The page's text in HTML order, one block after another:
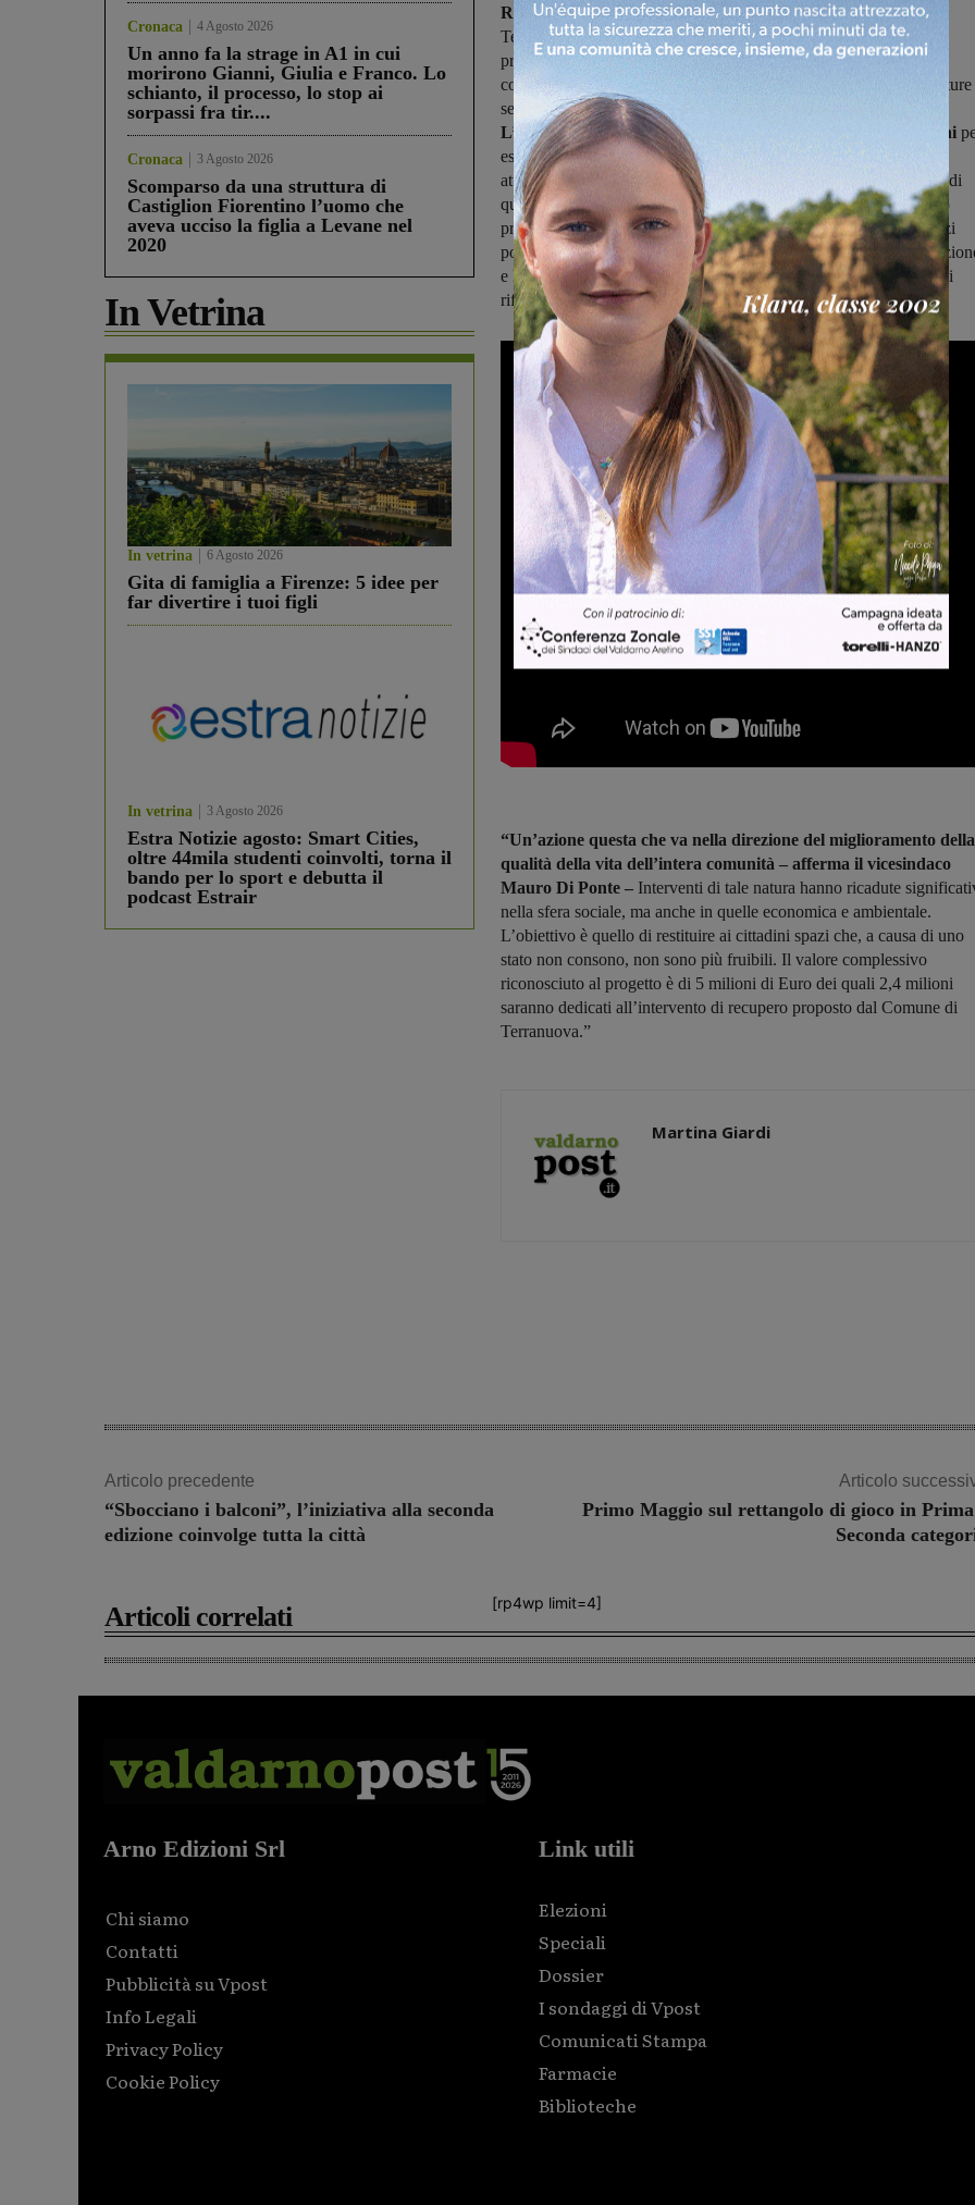
Cronaca 4 Agosto 2026
Un anno fa la strage in A1 in cui
morirono Gianni, Giulia e Franco. Lo
schianto, il processo, lo stop ai
sorpassi fra tir....
Cronaca 3 Agosto 2026
Scomparso da una struttura di
Castiglion Fiorentino l’uomo che
aveva ucciso la figlia a Levane nel
2020
In Vetrina
In vetrina 6 Agosto 2026
Gita di famiglia a Firenze: 5 idee per
far divertire i tuoi figli
In vetrina 3 Agosto 2026
Estra Notizie agosto: Smart Cities,
oltre 44mila studenti coinvolti, torna il
bando per lo sport e debutta il
podcast Estrair
Ripresa e Resilienza (PNRR), consentirebbe al Comune di
Terranuova, insieme all’Unione dei Comuni del Pratomagno, di
programmare nell’ampio territorio di competenza, in un progetto
condiviso, una serie di interventi di recupero a livello di infrastrutture
servizi con particolare attenzione della sostenibilità ambientale.
L’edificio individuato dal Comnune di Terranuova Bracciolini
essere coinvolto nel progetto, ai fini della riqualificazione e delle
attività di tipo culturale e sociale, è situato in via Concini: si tratta di
quellache una volta era una scuola per l’infanzia.L’intervento
prevede la realizzazione di una casa delle associazioni, sale e spazi
polifunzionali finalizzati a promuovere e ottimizzare la
e l’interazione delle varie associazioni impegnate nei due ambiti di
riferimento, il sociale e il culturale.
“Un’azione questa che va nella direzione del miglioramento della
qualità della vita dell’intera comunità – afferma il vicesindaco
Mauro Di Ponte – Interventi di tale natura hanno ricadute
nella sfera sociale, ma anche in quelle economica e ambientale.
L’obiettivo è quello di restituire ai cittadini spazi che, a causa di uno
stato non consono, non sono più fruibili. Il valore complessivo
riconosciuto al progetto è di 5 milioni di Euro dei quali 2,4 milioni
saranno dedicati all’intervento di recupero proposto dal Comune di
Terranuova.”
Martina Giardi
Articolo precedente
“Sbocciano i balconi”, l’iniziativa alla seconda
edizione coinvolge tutta la città
Articolo
Primo Maggio sul rettangolo di gioco in
Seconda
[rp4wp limit=4]
Articoli correlati
Arno Edizioni Srl
Chi siamo
Contatti
Pubblicità su Vpost
Info Legali
Privacy Policy
Cookie Policy
Link utili
Elezioni
Speciali
Dossier
I sondaggi di Vpost
Comunicati Stampa
Farmacie
Biblioteche